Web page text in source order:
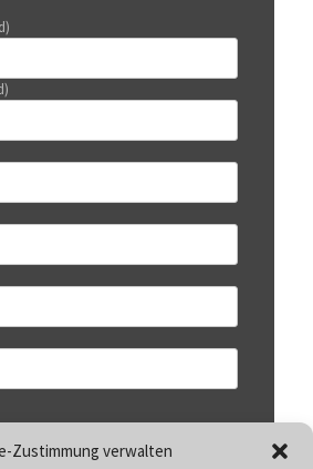
Zustimmung verwalten